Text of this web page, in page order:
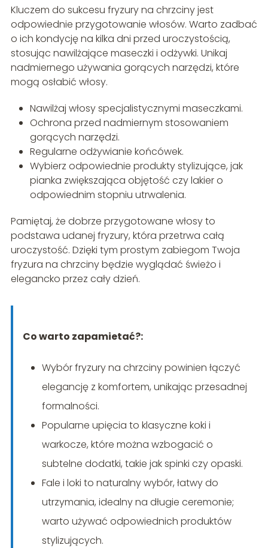
Kluczem do sukcesu fryzury na chrzciny jest
odpowiednie przygotowanie włosów. Warto zadbać
o ich kondycję na kilka dni przed uroczystością,
stosując nawilżające maseczki i odżywki. Unikaj
nadmiernego używania gorących narzędzi, które
mogą osłabić włosy.
Nawilżaj włosy specjalistycznymi maseczkami.
Ochrona przed nadmiernym stosowaniem
gorących narzędzi.
Regularne odżywianie końcówek.
Wybierz odpowiednie produkty stylizujące, jak
pianka zwiększająca objętość czy lakier o
odpowiednim stopniu utrwalenia.
Pamiętaj, że dobrze przygotowane włosy to
podstawa udanej fryzury, która przetrwa całą
uroczystość. Dzięki tym prostym zabiegom Twoja
fryzura na chrzciny będzie wyglądać świeżo i
elegancko przez cały dzień.
Co warto zapamietać?:
Wybór fryzury na chrzciny powinien łączyć
elegancję z komfortem, unikając przesadnej
formalności.
Popularne upięcia to klasyczne koki i
warkocze, które można wzbogacić o
subtelne dodatki, takie jak spinki czy opaski.
Fale i loki to naturalny wybór, łatwy do
utrzymania, idealny na długie ceremonie;
warto używać odpowiednich produktów
stylizujących.